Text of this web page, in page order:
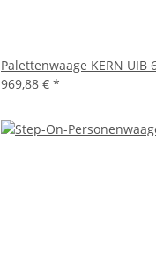
Palettenwaage KERN UIB
969,88 € *